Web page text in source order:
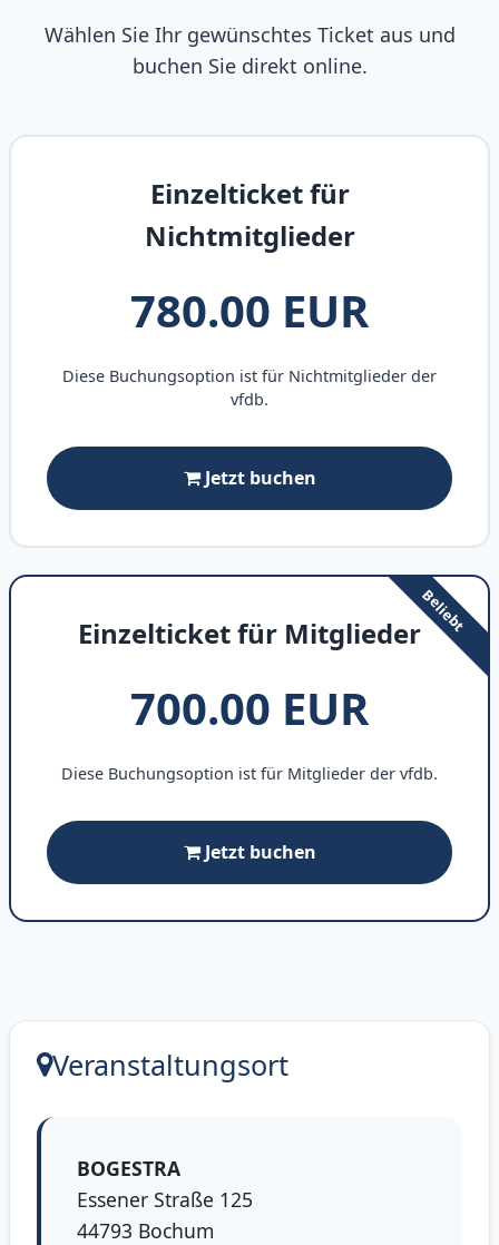
Wählen Sie Ihr gewünschtes Ticket aus und
buchen Sie direkt online.
Einzelticket für
Nichtmitglieder
780.00 EUR
Diese Buchungsoption ist für Nichtmitglieder der
vfdb.
Jetzt buchen
Einzelticket für Mitglieder
700.00 EUR
Diese Buchungsoption ist für Mitglieder der vfdb.
Jetzt buchen
Veranstaltungsort
BOGESTRA
Essener Straße 125
44793 Bochum